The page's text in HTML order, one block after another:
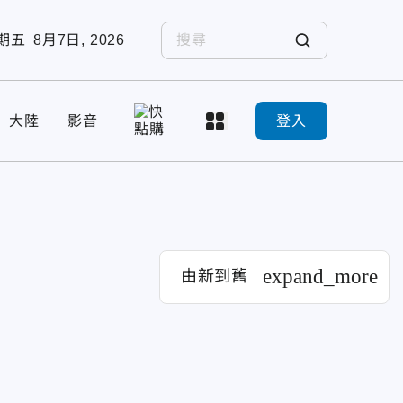
五 8月7日, 2026
大陸 影音 登入
由新到舊 expand_more